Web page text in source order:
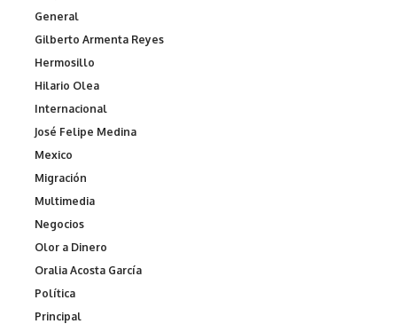
General
Gilberto Armenta Reyes
Hermosillo
Hilario Olea
Internacional
José Felipe Medina
Mexico
Migración
Multimedia
Negocios
Olor a Dinero
Oralia Acosta García
Política
Principal